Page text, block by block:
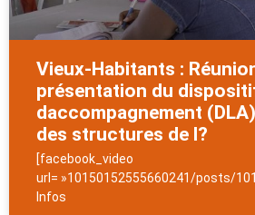
Vieux-Habitants :
présentation du
daccompagnement
des structures de l?
[facebook_video
url= »10150152555660241/posts/
Infos